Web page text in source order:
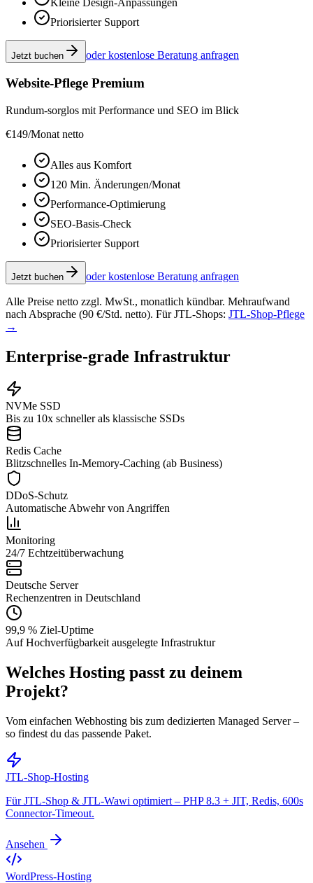
Priorisierter Support
Jetzt buchen oder kostenlose Beratung anfragen
Website-Pflege Premium
Rundum-sorglos mit Performance und SEO im Blick
€149/Monat netto
Alles aus Komfort
120 Min. Änderungen/Monat
Performance-Optimierung
SEO-Basis-Check
Priorisierter Support
Jetzt buchen oder kostenlose Beratung anfragen
Alle Preise netto zzgl. MwSt., monatlich kündbar. Mehraufwand
nach Absprache (90 €/Std. netto). Für JTL-Shops: JTL-Shop-Pflege
→
Enterprise-grade Infrastruktur
NVMe SSD
Bis zu 10x schneller als klassische SSDs
Redis Cache
Blitzschnelles In-Memory-Caching (ab Business)
DDoS-Schutz
Automatische Abwehr von Angriffen
Monitoring
24/7 Echtzeitüberwachung
Deutsche Server
Rechenzentren in Deutschland
99,9 % Ziel-Uptime
Auf Hochverfügbarkeit ausgelegte Infrastruktur
Welches Hosting passt zu deinem
Projekt?
Vom einfachen Webhosting bis zum dedizierten Managed Server –
so findest du das passende Paket.
JTL-Shop-Hosting
Für JTL-Shop & JTL-Wawi optimiert – PHP 8.3 + JIT, Redis, 600s
Connector-Timeout.
Ansehen
WordPress-Hosting